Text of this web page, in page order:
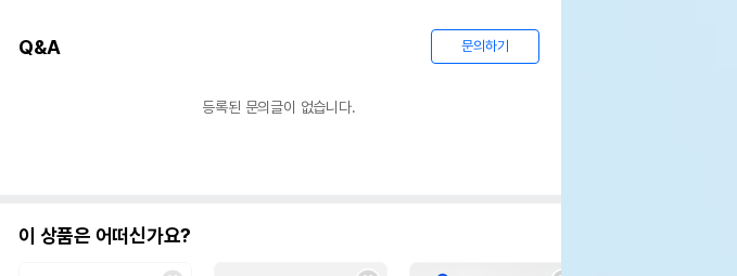
Q&A 문의하기
등록된 문의글이 없습니다.
이 상품은 어떠신가요?